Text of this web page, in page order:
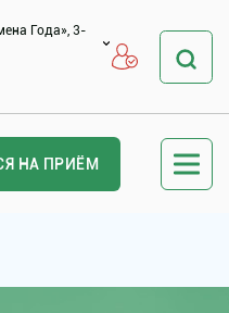
Года», 3-
НА ПРИЁМ